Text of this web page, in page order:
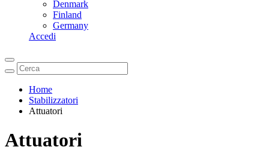
Denmark
Finland
Germany
Accedi
Home
Stabilizzatori
Attuatori
Attuatori